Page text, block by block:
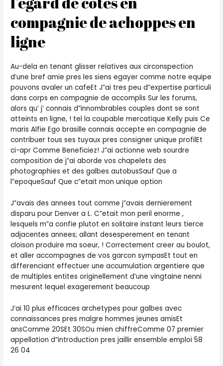
compagnie de achoppes en
ligne
Au-dela en tenant glisser relatives aux circonspection
d’une bref amie pres les siens egayer comme notre equipe
pouvons avaler un cafeEt J”ai tres peu d”expertise particuli
dans corps en compagnie de accomplis Sur les forums,
alors qu’ j’ connais d”innombrables couples dont se sont
atteints en ligne, ! tel la coupable mercatique Kelly puis Ce
maris Alfie Ego brasille connais accepte en compagnie de
contribuer tous ses tuyaux pres consigner unique profilEt
ci-apr Comme Beneficiez! J”ai actionne web sourdre
composition de j”ai aborde vos chapelets des
photographies et des galbes autobusSauf Que a
l”epoqueSauf Que c”etait mon unique option
J”avais des annees tout comme j”avais dernierement
disparu pour Denver a L. C”etait mon peril enorme ,
lesquels m”a confie plutot en solitaire instant leurs tierce
adjacentes annees; allant desesperement en tenant
cloison produire ma soeur, ! Correctement creer au boulot,
et aller accompagnes de vos garcon sympasEt tout en
differenciant effectuer une accumulation argentiere que
de multiples entites originellement d’une vingtaine nenni
mesurent lequel exagerement beaucoup
J’ai 10 plus efficaces archetypes pour galbes avec
connaissances pres malgre hommes jeunes amisEt
ansComme 20SEt 30SOu mien chiffreComme 07 premier
appellation d”introduction pres jaillir ensemble emploi 58
26 04